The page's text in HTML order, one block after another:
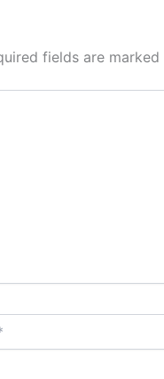
fields are marked